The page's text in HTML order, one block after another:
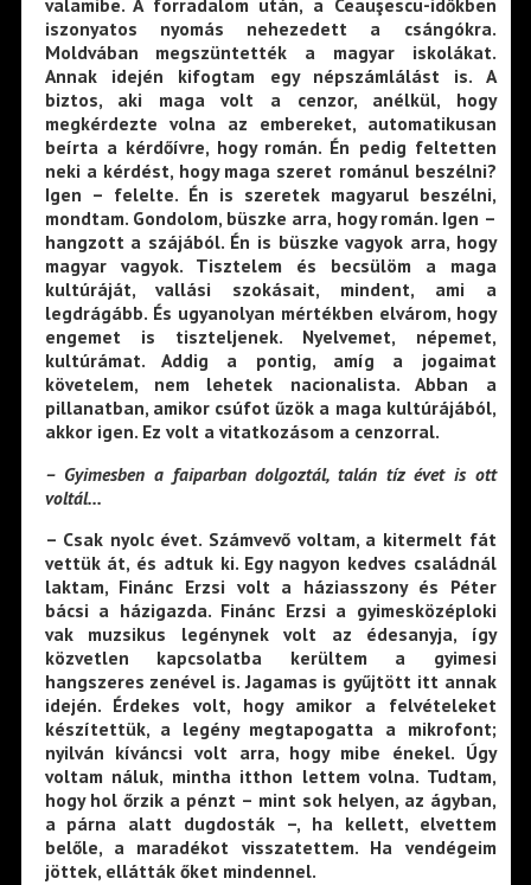
valamibe. A forradalom után, a Ceauşescu-időkben
iszonyatos nyomás nehezedett a csángókra.
Moldvában megszüntették a magyar iskolákat.
Annak idején kifogtam egy népszámlálást is. A
biztos, aki maga volt a cenzor, anélkül, hogy
megkérdezte volna az embereket, automatikusan
beírta a kérdőívre, hogy román. Én pedig feltetten
neki a kérdést, hogy maga szeret románul beszélni?
Igen – felelte. Én is szeretek magyarul beszélni,
mondtam. Gondolom, büszke arra, hogy román. Igen –
hangzott a szájából. Én is büszke vagyok arra, hogy
magyar vagyok. Tisztelem és becsülöm a maga
kultúráját, vallási szokásait, mindent, ami a
legdrágább. És ugyanolyan mértékben elvárom, hogy
engemet is tiszteljenek. Nyelvemet, népemet,
kultúrámat. Addig a pontig, amíg a jogaimat
követelem, nem lehetek nacionalista. Abban a
pillanatban, amikor csúfot űzök a maga kultúrájából,
akkor igen. Ez volt a vitatkozásom a cenzorral.
– Gyimesben a faiparban dolgoztál, talán tíz évet is ott
voltál…
– Csak nyolc évet. Számvevő voltam, a kitermelt fát
vettük át, és adtuk ki. Egy nagyon kedves családnál
laktam, Finánc Erzsi volt a háziasszony és Péter
bácsi a házigazda. Finánc Erzsi a gyimesközéploki
vak muzsikus legénynek volt az édesanyja, így
közvetlen kapcsolatba kerültem a gyimesi
hangszeres zenével is. Jagamas is gyűjtött itt annak
idején. Érdekes volt, hogy amikor a felvételeket
készítettük, a legény megtapogatta a mikrofont;
nyilván kíváncsi volt arra, hogy mibe énekel. Úgy
voltam náluk, mintha itthon lettem volna. Tudtam,
hogy hol őrzik a pénzt – mint sok helyen, az ágyban,
a párna alatt dugdosták –, ha kellett, elvettem
belőle, a maradékot visszatettem. Ha vendégeim
jöttek, ellátták őket mindennel.